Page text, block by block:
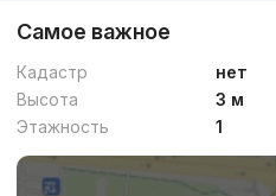
Самое важное
Кадастр
нет
Высота
3 м
Этажность
1